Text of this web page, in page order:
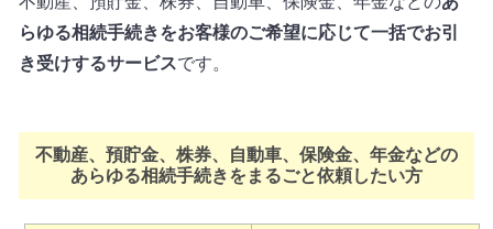
らゆる相続手続きをお客様のご希望に応じて一括でお引
き受けするサービスです。
不動産、預貯金、株券、自動車、保険金、年金などの
あらゆる相続手続きをまるごと依頼したい方